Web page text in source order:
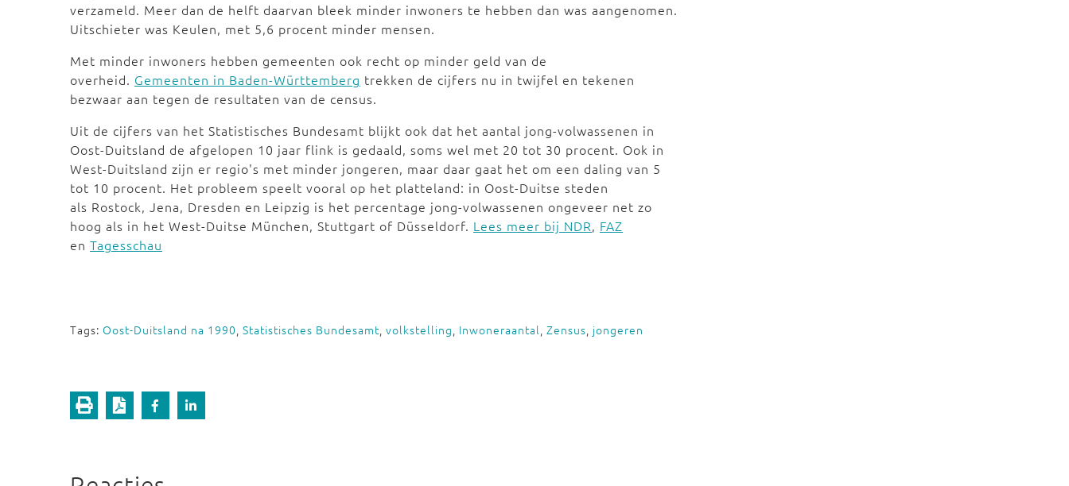
verzameld. Meer dan de helft daarvan bleek minder inwoners te hebben dan was aangenomen.
Uitschieter was Keulen, met 5,6 procent minder mensen.
Met minder inwoners hebben gemeenten ook recht op minder geld van de
overheid. Gemeenten in Baden-Württemberg trekken de cijfers nu in twijfel en tekenen
bezwaar aan tegen de resultaten van de census.
Uit de cijfers van het Statistisches Bundesamt blijkt ook dat het aantal jong-volwassenen in
Oost-Duitsland de afgelopen 10 jaar flink is gedaald, soms wel met 20 tot 30 procent. Ook in
West-Duitsland zijn er regio's met minder jongeren, maar daar gaat het om een daling van 5
tot 10 procent. Het probleem speelt vooral op het platteland: in Oost-Duitse steden
als Rostock, Jena, Dresden en Leipzig is het percentage jong-volwassenen ongeveer net zo
hoog als in het West-Duitse München, Stuttgart of Düsseldorf. Lees meer bij NDR, FAZ
en Tagesschau
Tags: Oost-Duitsland na 1990, Statistisches Bundesamt, volkstelling, Inwoneraantal, Zensus, jongeren